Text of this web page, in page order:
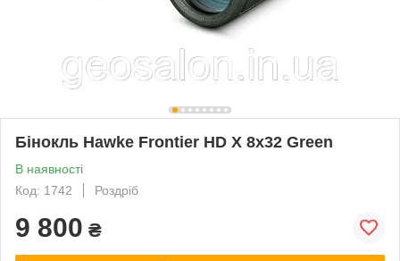
Бінокль Hawke Frontier HD X 8x32 Green
В наявності
Код: 1742
Роздріб
9 800 ₴